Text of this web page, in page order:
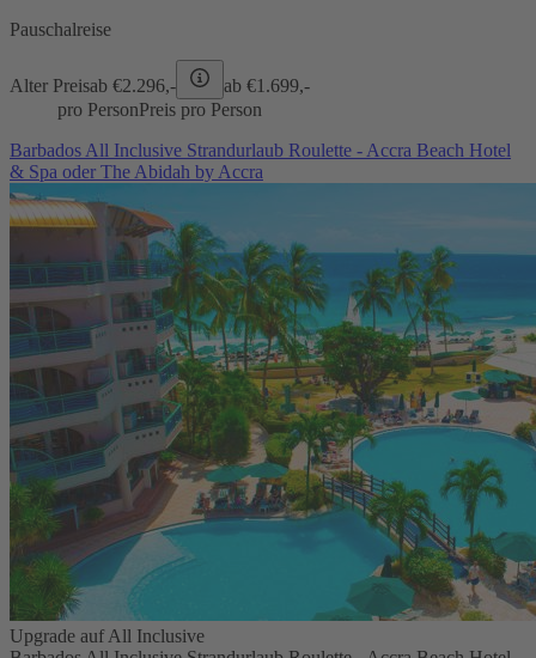
Pauschalreise
Alter Preisab €2.296,- ab €1.699,-
pro PersonPreis pro Person
Barbados All Inclusive Strandurlaub Roulette - Accra Beach Hotel
& Spa oder The Abidah by Accra
Upgrade auf All Inclusive